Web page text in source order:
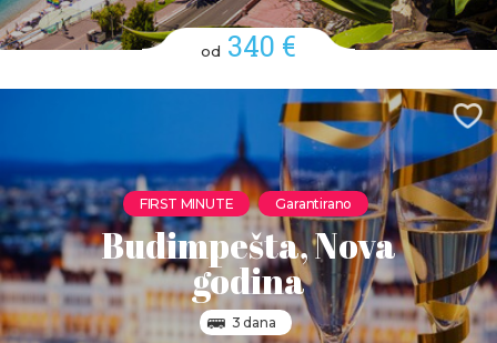
od 340 €
FIRST MINUTE Garantirano
Budimpešta, Nova
godina
3 dana